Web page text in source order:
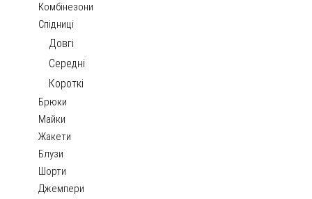
Комбінезони
Спідниці
Довгі
Середні
Короткі
Брюки
Майки
Жакети
Блузи
Шорти
Джемпери